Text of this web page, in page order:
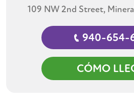
109 NW 2nd Street,
940-654-
CÓMO